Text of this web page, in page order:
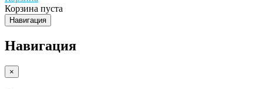
Корзина пуста
Навигация
Навигация
×